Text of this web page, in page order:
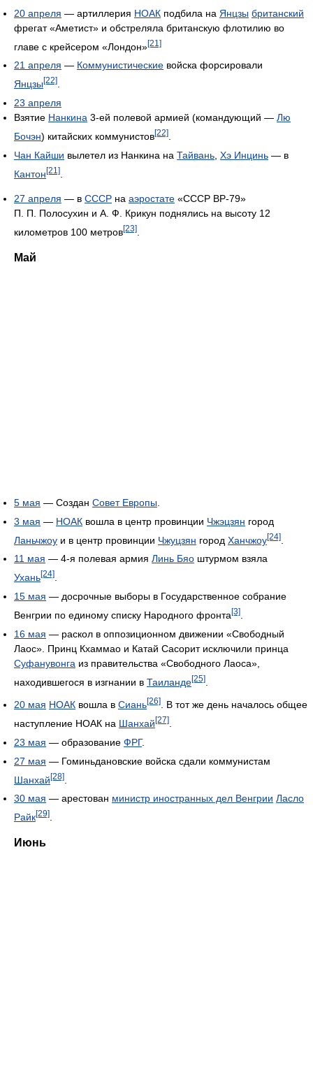
20 апреля — артиллерия НОАК подбила на Янцзы британский
фрегат «Аметист» и обстреляла британскую флотилию во
главе с крейсером «Лондон»[21]
21 апреля — Коммунистические войска форсировали
Янцзы [22]
23 апреля
Взятие Нанкина 3-ей полевой армией (командующий — Лю
Бочэн) китайских коммунистов[22]
Чан Кайши вылетел из Нанкина на Тайвань Хэ Инцинь — в
Кантон[21]
27 апреля — в СССР на аэростате «СССР ВР-79»
П. П. Полосухин и А. Ф. Крикун поднялись на высоту 12
километров 100 метров[23]
Май
5 мая — Создан Совет Европы
3 мая — НОАК вошла в центр провинции Чжэцзян город
Ланьчжоу и в центр провинции Чжуцзян город Ханчжоу[24]
11 мая — 4-я полевая армия Линь Бяо штурмом взяла
Ухань[24]
15 мая — досрочные выборы в Государственное собрание
Венгрии по единому списку Народного фронта [3]
16 мая — раскол в оппозиционном движении «Свободный
Лаос». Принц Кхаммао и Катай Сасорит исключили принца
Суфанувонга из правительства «Свободного Лаоса»,
находившегося в изгнании в Таиланде[25]
20 мая НОАК вошла в Сиань[26]
. В тот же день началось общее
наступление НОАК на Шанхай [27]
23 мая — образование ФРГ.
27 мая — Гоминьдановские войска сдали коммунистам
Шанхай[28]
30 мая — арестован министр иностранных дел Венгрии Ласло
Райк[29]
Июнь